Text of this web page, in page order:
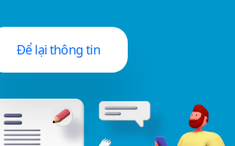
Để lại thông tin